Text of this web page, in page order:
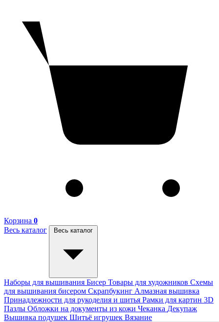
Корзина 0
Весь каталог
Весь каталог
Наборы для вышивания Бисер Товары для художников Схемы
для вышивания бисером Скрапбукинг Алмазная вышивка
Принадлежности для рукоделия и шитья Рамки для картин 3D
Пазлы Обложки на документы из кожи Чеканка Декупаж
Вышивка подушек Шитьё игрушек Вязание